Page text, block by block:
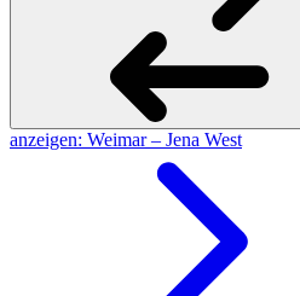
anzeigen: Weimar – Jena West